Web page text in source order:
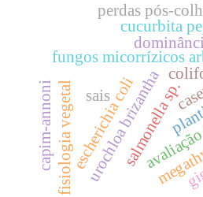
fungos micorrízicos
urochloa brizantha
salmonella sp.
escherichia coli
fisiologia vegetal
capim-annoni sais
cucurbita
perdas pós-